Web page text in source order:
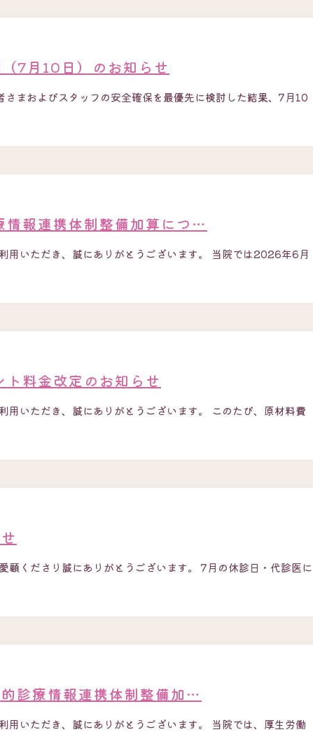
7月10日）のお知らせ
まおよびスタッフの安全確保を最優先に検討した結果、7月10
情報連携体制整備加算につ…
用いただき、誠にありがとうございます。 当院では2026年6月
料金改定のお知らせ
用いただき、誠にありがとうございます。 このたび、原材料費
顧くださり誠にありがとうございます。 7月の休診日・代診医に
診療情報連携体制整備加…
用いただき、誠にありがとうございます。 当院では、厚生労働